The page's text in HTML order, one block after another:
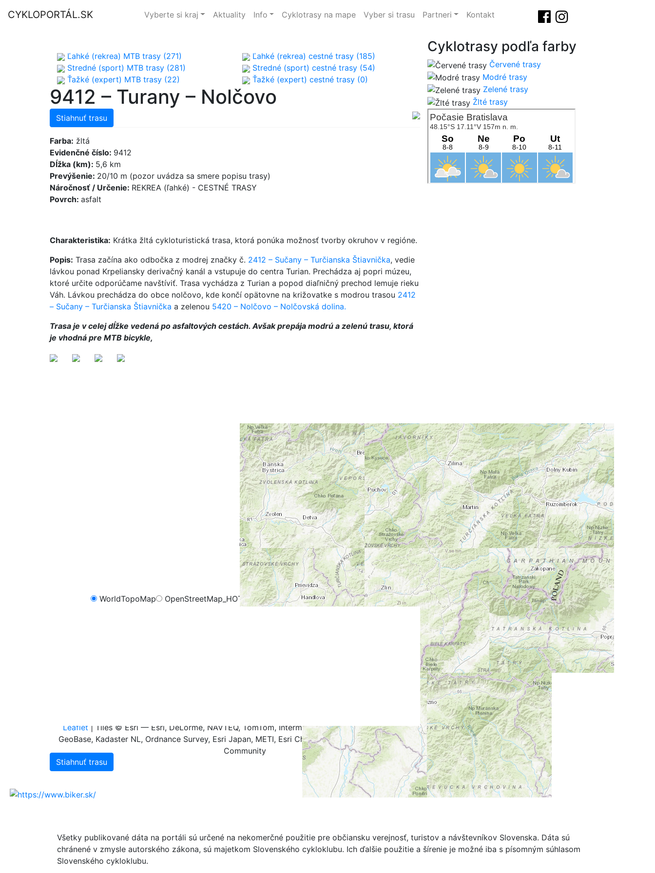
CYKLOPORTÁL.SK Vyberte si kraj Aktuality Info Cyklotrasy na mape Vyber si trasu Partneri Kontakt
Ľahké (rekrea) MTB trasy (271)
Stredné (sport) MTB trasy (281)
Ťažké (expert) MTB trasy (22)
Ľahké (rekrea) cestné trasy (185)
Stredné (sport) cestné trasy (54)
Ťažké (expert) cestné trasy (0)
9412 – Turany – Nolčovo
Stiahnuť trasu
Farba: žltá
Evidenčné číslo: 9412
Dĺžka (km): 5,6 km
Prevýšenie: 20/10 m (pozor uvádza sa smere popisu trasy)
Náročnosť / Určenie: REKREA (ľahké) - CESTNÉ TRASY
Povrch: asfalt
Charakteristika: Krátka žltá cykloturistická trasa, ktorá ponúka možnosť tvorby okruhov v regióne.
Popis: Trasa začína ako odbočka z modrej značky č. 2412 – Sučany – Turčianska Štiavnička, vedie
lávkou ponad Krpeliansky derivačný kanál a vstupuje do centra Turian. Prechádza aj popri múzeu,
ktoré určite odporúčame navštíviť. Trasa vychádza z Turian a popod diaľničný prechod lemuje rieku
Váh. Lávkou prechádza do obce nolčovo, kde končí opätovne na križovatke s modrou trasou 2412
– Sučany – Turčianska Štiavnička a zelenou 5420 – Nolčovo – Nolčovská dolina.
Trasa je v celej dĺžke vedená po asfaltových cestách. Avšak prepája modrú a zelenú trasu, ktorá
je vhodná pre MTB bicykle,
+-
WorldTopoMap
OpenStreetMap_HOT OpenCycleMap
FreeMap.sk - Turistika
1.0km
Leaflet | Tiles © Esri — Esri, DeLorme, NAVTEQ, TomTom, Intermap, iPC, USGS, FAO, NPS, NRCAN,
GeoBase, Kadaster NL, Ordnance Survey, Esri Japan, METI, Esri China (Hong Kong), and the GIS User
Community
Stiahnuť trasu
Cyklotrasy podľa farby
Červené trasy
Modré trasy
Zelené trasy
Žlté trasy
Všetky publikované dáta na portáli sú určené na nekomerčné použitie pre občiansku verejnosť, turistov a návštevníkov Slovenska. Dáta sú
chránené v zmysle autorského zákona, sú majetkom Slovenského cykloklubu. Ich ďalšie použitie a šírenie je možné iba s písomným súhlasom
Slovenského cykloklubu.